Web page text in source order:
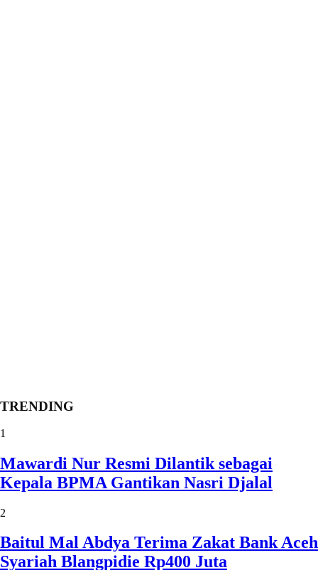
TRENDING
1
Mawardi Nur Resmi Dilantik sebagai
Kepala BPMA Gantikan Nasri Djalal
2
Baitul Mal Abdya Terima Zakat Bank Aceh
Syariah Blangpidie Rp400 Juta